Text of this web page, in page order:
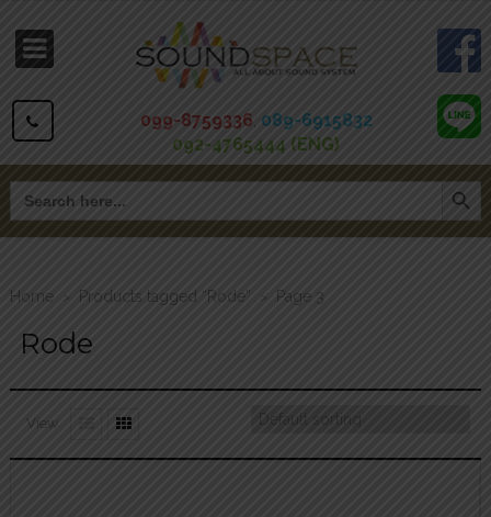
099-8759336, 089-6915832
092-4765444 (ENG)
for:
Search Button
Home > Products tagged “Rode” > Page 3
Rode
View